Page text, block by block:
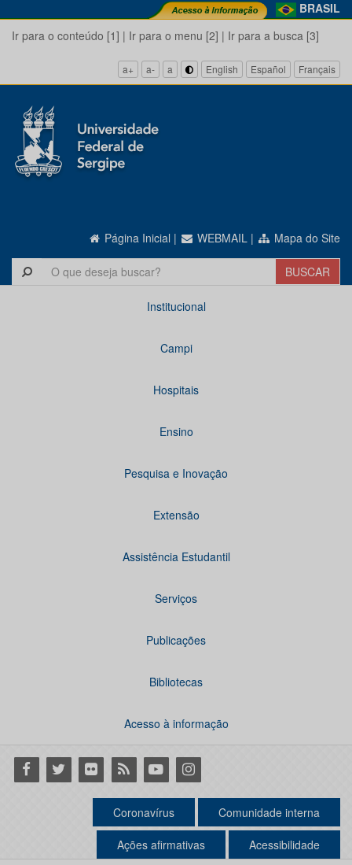
BRASIL
Ir para o conteúdo [1] | Ir para o menu [2] | Ir para a busca [3]
a+ a- a English Español Français
Página Inicial | WEBMAIL | Mapa do Site
Institucional
Campi
Hospitais
Ensino
Pesquisa e Inovação
Extensão
Assistência Estudantil
Serviços
Publicações
Bibliotecas
Acesso à informação
Facebook
Twitter Flickr RSS YoutubeInstagram
Coronavírus Comunidade interna
Ações afirmativas Acessibilidade